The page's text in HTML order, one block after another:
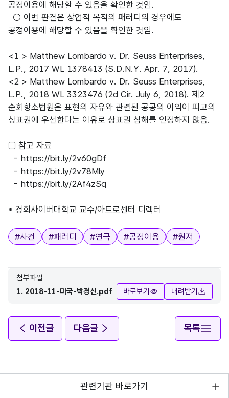
공정이용에 해당할 수 있음을 확인한 것임.
○ 이번 판결은 상업적 목적의 패러디의 경우에도
공정이용에 해당할 수 있음을 확인한 것임.
<1 > Matthew Lombardo v. Dr. Seuss Enterprises,
L.P., 2017 WL 1378413 (S.D.N.Y. Apr. 7, 2017).
<2 > Matthew Lombardo v. Dr. Seuss Enterprises,
L.P., 2018 WL 3323476 (2d Cir. July 6, 2018). 제2
순회항소법원은 표현의 자유와 관련된 공공의 이익이 피고의
상표권에 우선한다는 이유로 상표권 침해를 인정하지 않음.
□ 참고 자료
- https://bit.ly/2v60gDf
- https://bit.ly/2v78Mly
- https://bit.ly/2Af4zSq
* 경희사이버대학교 교수/아트로센터 디렉터
태그
#사건 #패러디 #연극 #공정이용 #원저
첨부파일
1. 2018-11-미국-박경신.pdf
바로보기 내려받기
이전글 다음글 목록
관련기관 바로가기